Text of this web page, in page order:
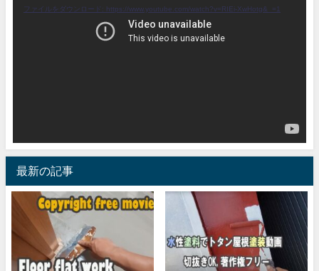
ファイルをダウンロード: https://www.youtube.com/watch?v=RIEi-XwHotg&_=1
最新の記事